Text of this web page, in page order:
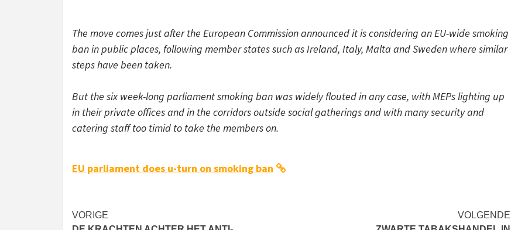
The move comes just after the European Commission announced it is considering an EU-wide smoking
ban in public places, following member states such as Ireland, Italy, Malta and Sweden where similar
steps have been taken.
But the six week-long parliament smoking ban was widely flouted in any case, with MEPs lighting up
in their private offices and in the corridors outside social gatherings and with many security and
catering staff too timid to take the members on.
EU parliament does u-turn on smoking ban
Bericht
VORIGE
VOLGENDE